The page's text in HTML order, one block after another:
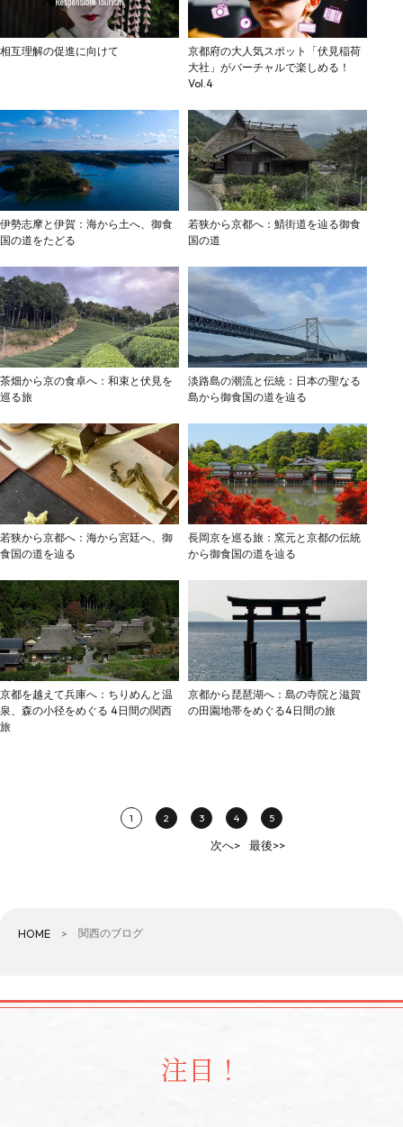
る
気
を
相互理解の促進に向けて
京都府の大人気スポット「伏見稲荷
大社」がバーチャルで楽しめる！
Vol.4
伊勢志摩と伊賀：海から土へ、御食
国の道をたどる
若狭から京都へ：鯖街道を辿る御食
国の道
茶畑から京の食卓へ：和束と伏見を
巡る旅
淡路島の潮流と伝統：日本の聖なる
島から御食国の道を辿る
若狭から京都へ：海から宮廷へ、御
食国の道を辿る
長岡京を巡る旅：窯元と京都の伝統
から御食国の道を辿る
​​京都を越えて兵庫へ：ちりめんと温
泉、森の小径をめぐる 4日間の関西
旅
​​京都から琵琶湖へ：島の寺院と滋賀
の田園地帯をめぐる4日間の旅​
1 2 3 4 5
次へ> 最後>>
HOME 関西のブログ
注目！